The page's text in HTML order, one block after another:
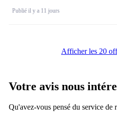
Publié il y a 11 jours
Afficher les 20
Votre avis nous
Qu'avez-vous pensé du service de